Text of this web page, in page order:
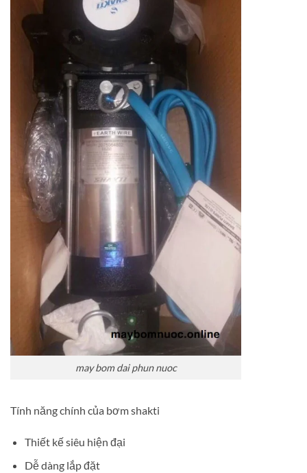
may bom dai phun nuoc
Tính năng chính của bơm shakti
Thiết kế siêu hiện đại
Dễ dàng lắp đặt